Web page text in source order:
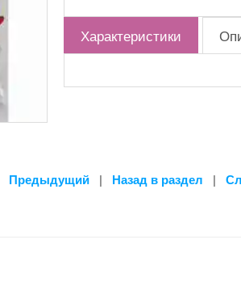
Характеристики
Предыдущий | Назад в раздел |